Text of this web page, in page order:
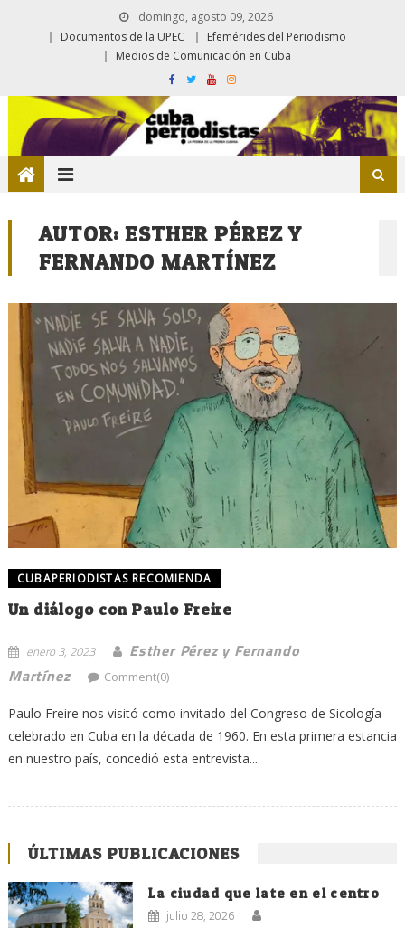
domingo, agosto 09, 2026
Documentos de la UPEC
Efemérides del Periodismo
Medios de Comunicación en Cuba
AUTOR:ESTHER PÉREZ Y
FERNANDO MARTÍNEZ
CUBAPERIODISTAS RECOMIENDA
Un diálogo con Paulo Freire
enero 3, 2023
Esther Pérez y Fernando
Martínez
Comment(0)
Paulo Freire nos visitó como invitado del Congreso de Sicología
celebrado en Cuba en la década de 1960. En esta primera estancia
en nuestro país, concedió esta entrevista...
ÚLTIMAS PUBLICACIONES
La ciudad que late en el centro
julio 28, 2026